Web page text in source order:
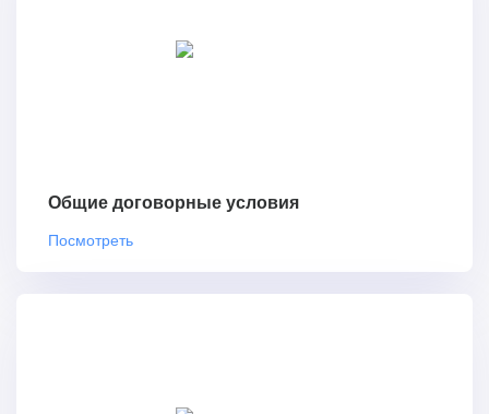
Общие договорные условия
Посмотреть